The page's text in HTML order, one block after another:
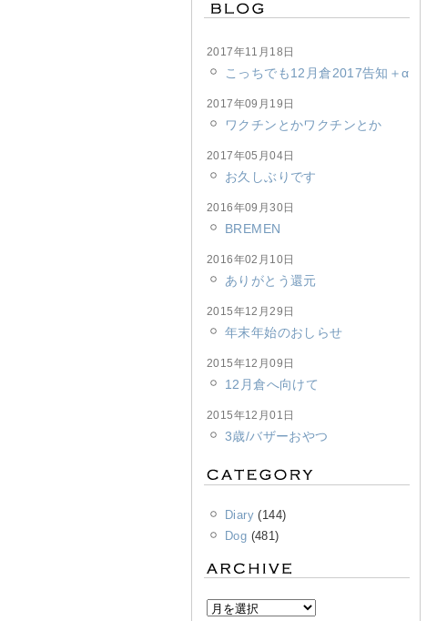
2017年11月18日
こっちでも12月倉2017告知＋α
2017年09月19日
ワクチンとかワクチンとか
2017年05月04日
お久しぶりです
2016年09月30日
BREMEN
2016年02月10日
ありがとう還元
2015年12月29日
年末年始のおしらせ
2015年12月09日
12月倉へ向けて
2015年12月01日
3歳/バザーおやつ
Diary(144)
Dog (481)